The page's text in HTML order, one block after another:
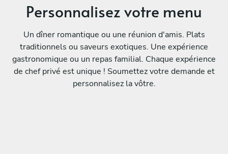
Personnalisez votre menu
Un dîner romantique ou une réunion d'amis. Plats
traditionnels ou saveurs exotiques. Une expérience
gastronomique ou un repas familial. Chaque expérience
de chef privé est unique ! Soumettez votre demande et
personnalisez la vôtre.